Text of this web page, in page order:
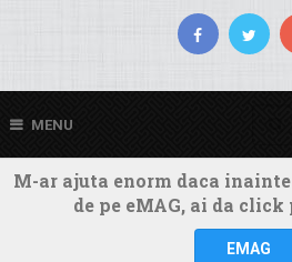
MENU
M-ar ajuta enorm daca
de pe eMAG, ai da click
EMAG